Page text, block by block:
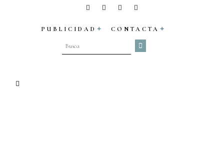
PUBLICIDAD CONTACTA